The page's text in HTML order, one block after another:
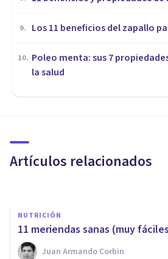
9. Los 11 beneficios del zapallo
10. Poleo menta: sus 7
la salud
Artículos relacionados
Psicología y
alimentación
NUTRICIÓN
11 meriendas sanas (muy
Juan Armando Corbin